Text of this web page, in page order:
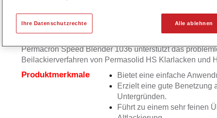
Permacron®
Permacron Speed Blender 1036 unterstützt das
Beilackierverfahren von Permasolid HS Klarlacken und
Produktmerkmale
Bietet eine einfache
Erzielt eine gute Benetzung
Untergründen.
Führt zu einem sehr feinen
Alle ablehnen
Ihre Datenschutzrechte